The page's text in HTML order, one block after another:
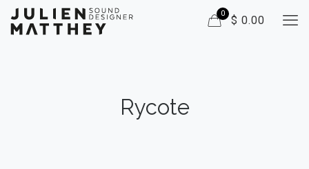
0
$ 0.00
Rycote